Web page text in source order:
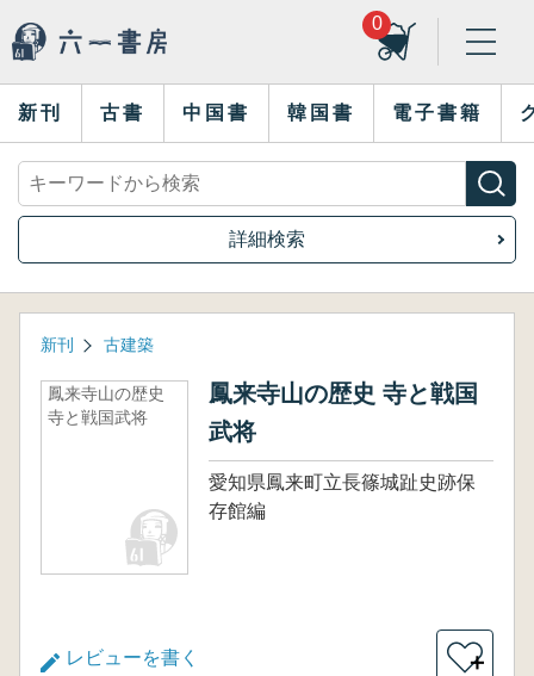
0
新刊 古書 中国書 韓国書 電子書籍
詳細検索
新刊 古建築
鳳来寺山の歴史
寺と戦国武将
鳳来寺山の歴史 寺と戦国
武将
愛知県鳳来町立長篠城趾史跡保
存館編
レビューを書く ＋